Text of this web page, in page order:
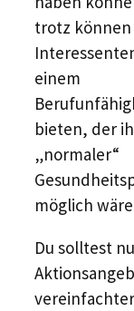
trotz können
einem
bieten, der
„normaler“
möglich
Du solltest
vereinfachter